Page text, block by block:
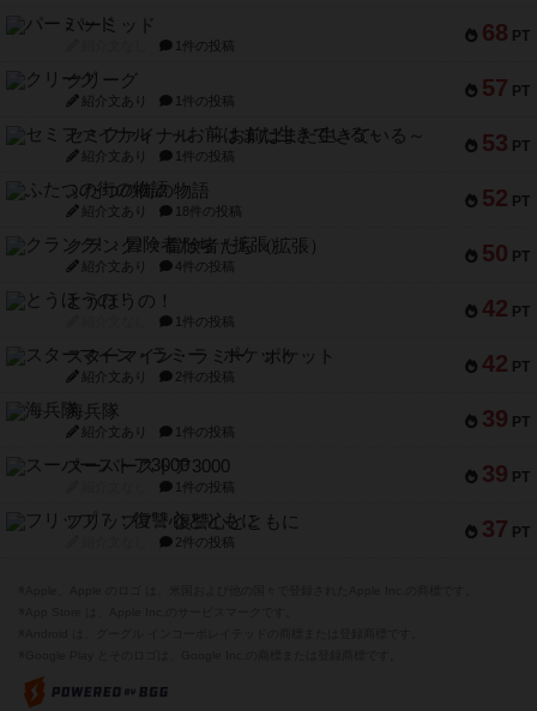
68 PT
パーミッド
1件の投稿
57 PT
クリーグ
紹介文あり 1件の投稿
53 PT
セミファイナル ～お前はまだ生きている～
紹介文あり 1件の投稿
52 PT
ふたつの街の物語
紹介文あり 18件の投稿
50 PT
クランク! ：冒険者たち（拡張）
紹介文あり 4件の投稿
42 PT
とうほうの！
1件の投稿
42 PT
スターマイン・ラミー ポケット
紹介文あり 2件の投稿
39 PT
海兵隊
紹介文あり 1件の投稿
39 PT
スーパーストア3000
1件の投稿
37 PT
フリップ７：復讐心とともに
2件の投稿